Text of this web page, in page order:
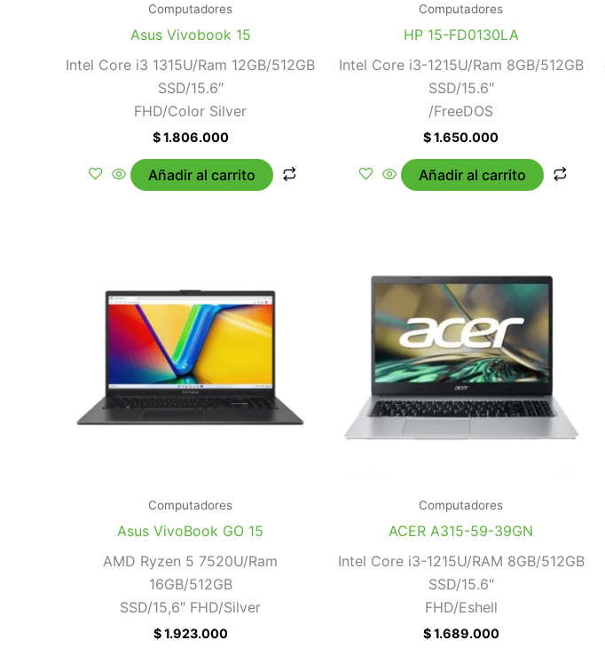
Computadores
Asus Vivobook 15
Intel Core i3 1315U/Ram 12GB/512GB
SSD/15.6″
FHD/Color Silver
$1.806.000
Añadir al carrito
Computadores
HP 15-FD0130LA
Intel Core i3-1215U/Ram 8GB/512GB
SSD/15.6″
/FreeDOS
$1.650.000
Añadir al carrito
Computadores
Asus VivoBook GO 15
AMD Ryzen 5 7520U/Ram
16GB/512GB
SSD/15,6″ FHD/Silver
$1.923.000
Computadores
ACER A315-59-39GN
Intel Core i3-1215U/RAM 8GB/512GB
SSD/15.6″
FHD/Eshell
$1.689.000